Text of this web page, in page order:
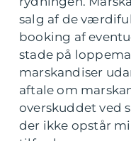
salg af de
booking af
stade på
marskandiser
aftale om
overskuddet ved
der ikke opstår